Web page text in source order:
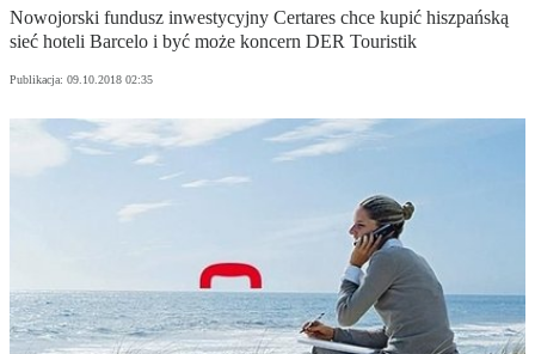
Nowojorski fundusz inwestycyjny Certares chce kupić hiszpańską
sieć hoteli Barcelo i być może koncern DER Touristik
Publikacja: 09.10.2018 02:35